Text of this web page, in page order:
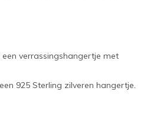
verrassingshangertje met
925 Sterling zilveren hangertje.